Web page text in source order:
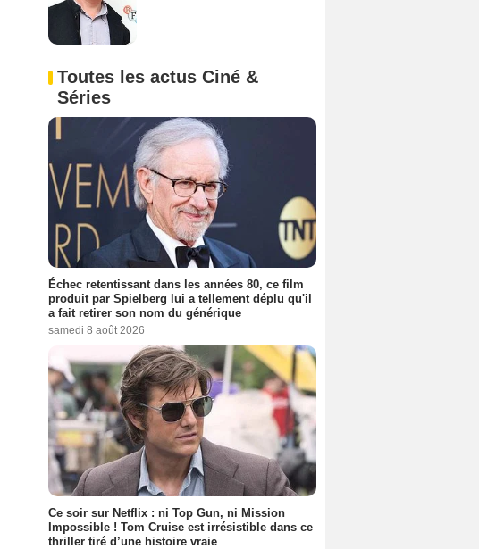
Toutes les actus Ciné &
Séries
Échec retentissant dans les années 80, ce film
produit par Spielberg lui a tellement déplu qu'il
a fait retirer son nom du générique
samedi 8 août 2026
Ce soir sur Netflix : ni Top Gun, ni Mission
Impossible ! Tom Cruise est irrésistible dans ce
thriller tiré d’une histoire vraie